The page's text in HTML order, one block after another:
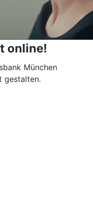
online!
München
gestalten.